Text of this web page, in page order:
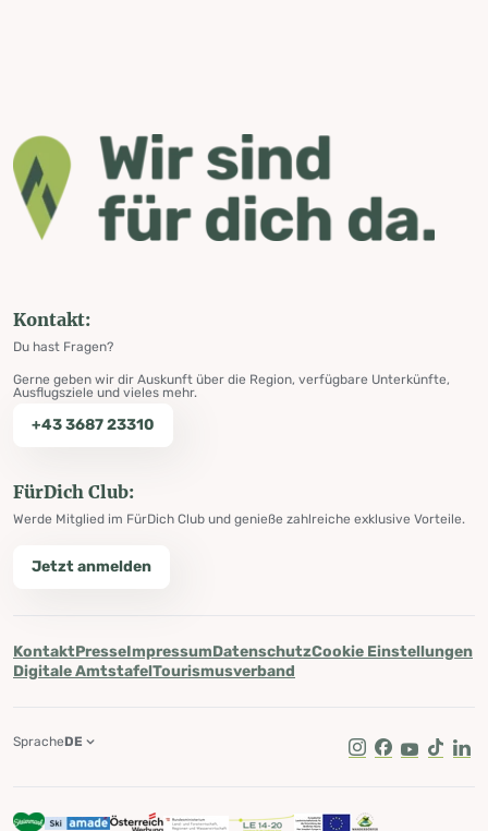
Kontakt:
Du hast Fragen?
Gerne geben wir dir Auskunft über die Region, verfügbare Unterkünfte,
Ausflugsziele und vieles mehr.
+43 3687 23310
FürDich Club:
Werde Mitglied im FürDich Club und genieße zahlreiche exklusive Vorteile.
Jetzt anmelden
KontaktPresseImpressumDatenschutzCookie Einstellungen
Digitale AmtstafelTourismusverband
Instagram
Facebook
Youtube
Tik Tok
SpracheDE